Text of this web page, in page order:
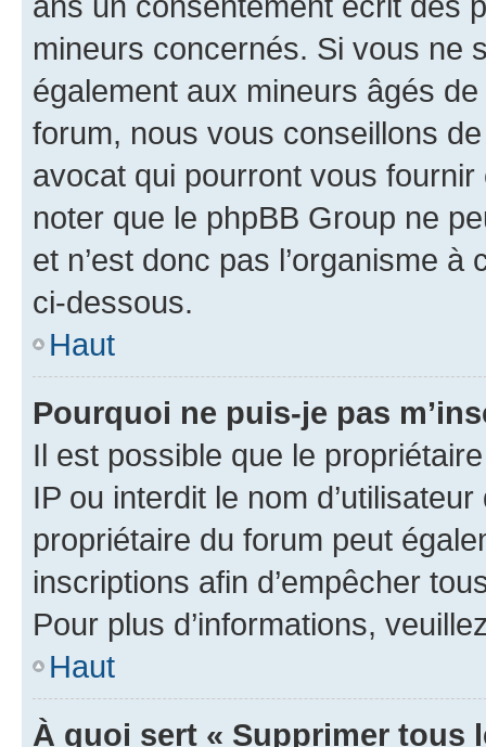
mineurs concernés. Si vous ne
également aux mineurs âgés
forum, nous vous conseillons
avocat qui pourront vous
noter que le phpBB Group ne
et n’est donc pas l’organisme
ci-dessous.
Haut
Pourquoi ne puis-je pas
Il est possible que le
IP ou interdit le nom
propriétaire du forum peut
inscriptions afin d’empêcher
Pour plus d’informations,
Haut
À quoi sert « Supprimer tous